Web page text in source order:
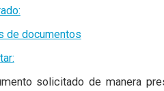
de documentos
solicitado de manera